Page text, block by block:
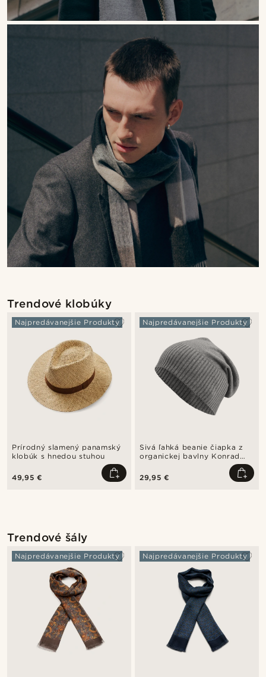
Trendové klobúky
Prírodný slamený panamský
klobúk s hnedou stuhou
Najpredávanejšie Produkty
49,95 €
Sivá ľahká beanie čiapka z
organickej bavlny Konrad
Najpredávanejšie Produkty
29,95 €
Trendové šály
Najpredávanejšie Produkty Najpredávanejšie Produkty